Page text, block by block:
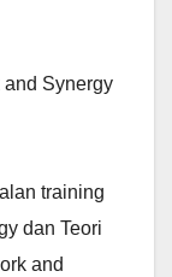
and Synergy
training
dan Teori
and